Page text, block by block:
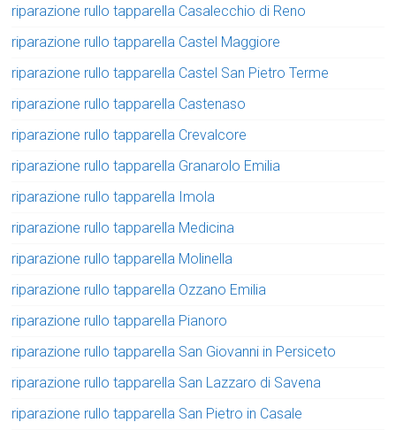
riparazione rullo tapparella Casalecchio di Reno
riparazione rullo tapparella Castel Maggiore
riparazione rullo tapparella Castel San Pietro Terme
riparazione rullo tapparella Castenaso
riparazione rullo tapparella Crevalcore
riparazione rullo tapparella Granarolo Emilia
riparazione rullo tapparella Imola
riparazione rullo tapparella Medicina
riparazione rullo tapparella Molinella
riparazione rullo tapparella Ozzano Emilia
riparazione rullo tapparella Pianoro
riparazione rullo tapparella San Giovanni in Persiceto
riparazione rullo tapparella San Lazzaro di Savena
riparazione rullo tapparella San Pietro in Casale